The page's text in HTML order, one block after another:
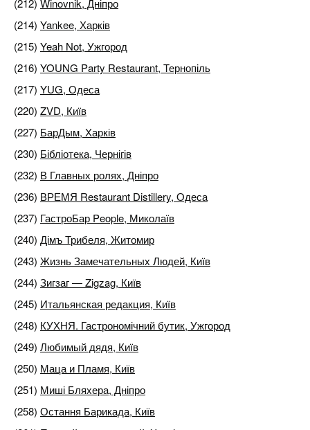
(212) Winovnik, Дніпро
(214) Yankee, Харків
(215) Yeah Not, Ужгород
(216) YOUNG Party Restaurant, Тернопіль
(217) YUG, Одеса
(220) ZVD, Київ
(227) БарДым, Харків
(230) Бібліотека, Чернігів
(232) В Главных ролях, Дніпро
(236) ВРЕМЯ Restaurant Distillery, Одеса
(237) ГастроБар People, Миколаїв
(240) Дімъ Трибеля, Житомир
(243) Жизнь Замечательных Людей, Київ
(244) Зигзаг — Zigzag, Київ
(245) Итальянская редакция, Київ
(248) КУХНЯ. Гастрономічний бутик, Ужгород
(249) Любимый дядя, Київ
(250) Маца и Пламя, Київ
(251) Миші Бляхера, Дніпро
(258) Остання Барикада, Київ